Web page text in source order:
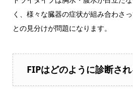
く、様々な臓器の症状が組み合わさ
との見分けが問題になります。
FIPはどのように診断され